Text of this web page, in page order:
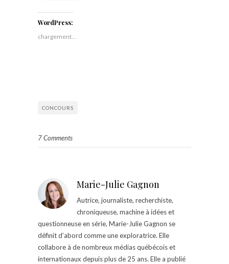
WordPress:
chargement…
CONCOURS
7 Comments
Marie-Julie Gagnon
Autrice, journaliste, recherchiste,
chroniqueuse, machine à idées et
questionneuse en série, Marie-Julie Gagnon se
définit d’abord comme une exploratrice. Elle
collabore à de nombreux médias québécois et
internationaux depuis plus de 25 ans. Elle a publié